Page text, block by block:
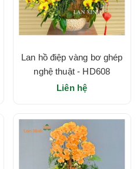
Lan hồ điệp vàng bơ ghép
nghệ thuật - HD608
Liên hệ